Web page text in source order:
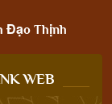
Đạo Thịnh
WEB